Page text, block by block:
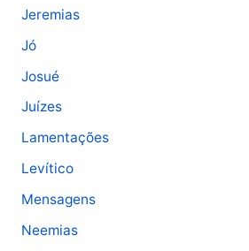
Jeremias
Jó
Josué
Juízes
Lamentações
Levítico
Mensagens
Neemias